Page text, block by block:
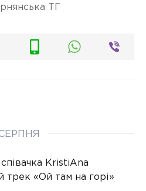
ТГ
KristiAna
трек «Ой там на горі»